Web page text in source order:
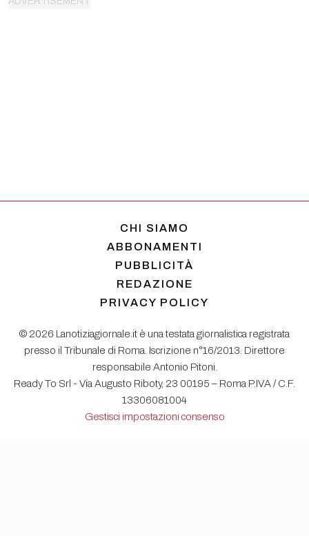
CHI SIAMO
ABBONAMENTI
PUBBLICITÀ
REDAZIONE
PRIVACY POLICY
© 2026 Lanotiziagiornale.it è una testata giornalistica registrata
presso il Tribunale di Roma. Iscrizione n°16/2013. Direttore
responsabile Antonio Pitoni.
Ready To Srl - Via Augusto Riboty, 23 00195 – Roma P.IVA / C.F.
13306081004
Gestisci impostazioni consenso